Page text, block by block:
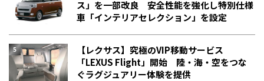
ス」を一部改良 安全性能を強化し特別仕様
車「インテリアセレクション」を設定
【レクサス】究極のVIP移動サービス
「LEXUS Flight」開始 陸・海・空をつな
ぐラグジュアリー体験を提供